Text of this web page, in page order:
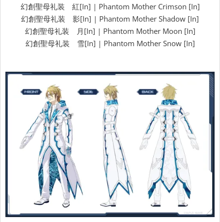
幻創聖母礼装 紅[In] | Phantom Mother Crimson [In]
幻創聖母礼装 影[In] | Phantom Mother Shadow [In]
幻創聖母礼装 月[In] | Phantom Mother Moon [In]
幻創聖母礼装 雪[In] | Phantom Mother Snow [In]